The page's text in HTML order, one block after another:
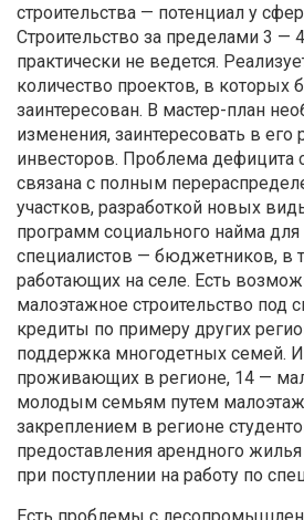
строительства — потенциал у
Строительство за пределами 3 —
практически не ведется.
количество проектов, в которых
заинтересован. В мастер-план
изменения, заинтересовать в его
инвесторов. Проблема дефицита
связана с полным
участков, разработкой новых
программ социального найма
специалистов — бюджетников, в
работающих на селе. Есть
малоэтажное строительство под
кредиты по примеру других
поддержка многодетных семей.
проживающих в регионе, 14 —
молодым семьям путем
закреплением в регионе
предоставления арендного
при поступлении на работу по
Есть проблемы с